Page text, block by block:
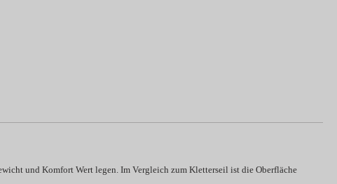
und Komfort Wert legen. Im Vergleich zum Kletterseil ist die Oberfläche